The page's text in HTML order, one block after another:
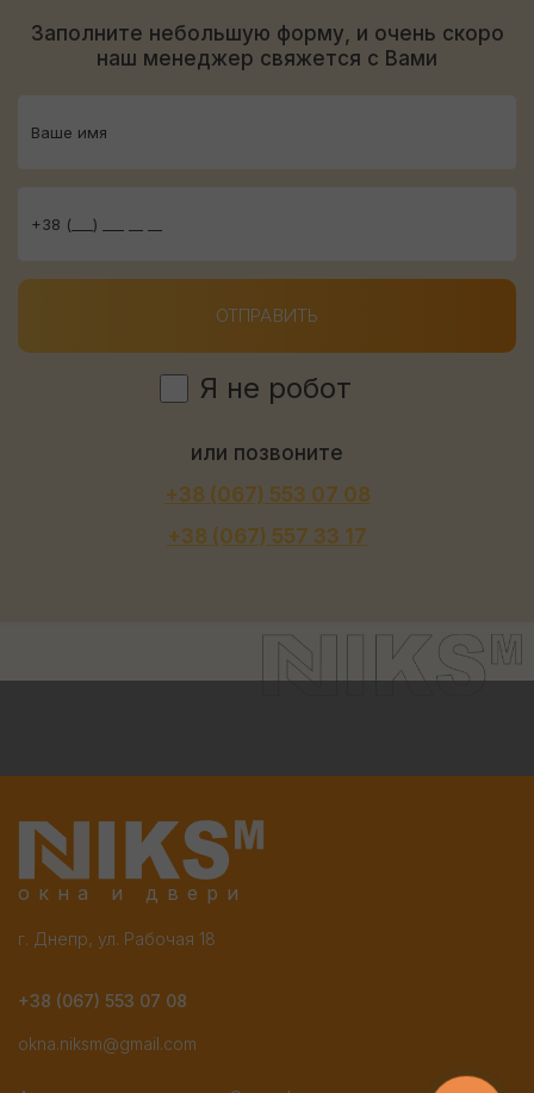
Заполните небольшую форму, и очень скоро
наш менеджер свяжется с Вами
ОТПРАВИТЬ
Я не робот
или позвоните
+38 (067) 553 07 08
+38 (067) 557 33 17
окна и двери
г. Днепр, ул. Рабочая 18
+38 (067) 553 07 08
okna.niksm@gmail.com